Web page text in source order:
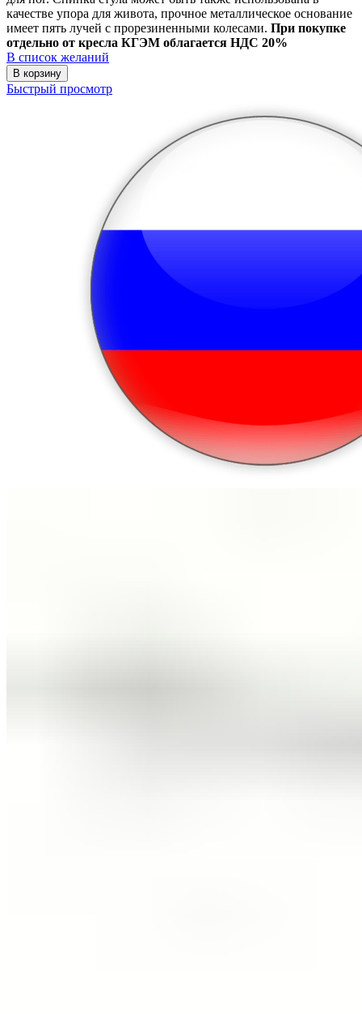
качестве упора для живота, прочное металлическое основание
имеет пять лучей с прорезиненными колесами. При покупке
отдельно от кресла КГЭМ облагается НДС 20%
В список желаний
В корзину
Быстрый просмотр